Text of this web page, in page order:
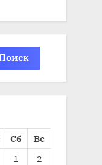
Сб
Вс
1
2